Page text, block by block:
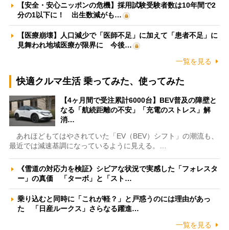
【安全・安心ニッポンの危機】採用試験受験者数は10年間で2
分の1以下に！ 出生数減がも…
【医療崩壊】人口減少で「医師不足」に加えて「患者不足」に
見舞われ地域医療が限界に 今後…
一覧を見る
快適クルマ生活 乗ってみた、使ってみた
【4ヶ月間で受注累計6000台】BEV普及の障壁と
なる「航続距離の不安」「充電のストレス」解
消…
あれほどもてはやされていた「EV（BEV）シフト」の潮流も、
最近では減速基調になっているように見える。…
《雪道の対応力を検証》シビアな状況で実感した「フォレスタ
ー」の真価 「ターボ」と「スト…
乗り込むと同時に「これが軽？」と戸惑うのには理由があっ
た 「日産ルークス」さらなる躍進…
一覧を見る